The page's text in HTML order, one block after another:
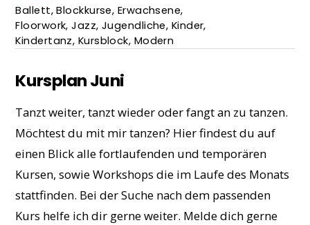
Ballett,Blockkurse, Erwachsene,
Floorwork,Jazz, Jugendliche, Kinder,
Kindertanz, Kursblock, Modern
Kursplan Juni
Tanzt weiter, tanzt wieder oder fangt an zu tanzen.
Möchtest du mit mir tanzen? Hier findest du auf
einen Blick alle fortlaufenden und temporären
Kursen, sowie Workshops die im Laufe des Monats
stattfinden. Bei der Suche nach dem passenden
Kurs helfe ich dir gerne weiter. Melde dich gerne